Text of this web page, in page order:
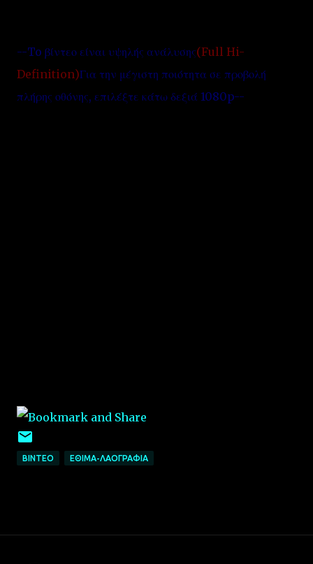
--To βίντεο είναι υψηλής ανάλυσης(Full Hi-
Definition)Για την μέγιστη ποιότητα σε προβολή
πλήρης οθόνης, επιλέξτε κάτω δεξιά 1080p--
ΒΙΝΤΕΟ ΕΘΙΜΑ-ΛΑΟΓΡΑΦΙΑ